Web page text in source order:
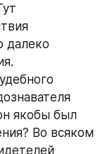
далеко
якобы был
Во всяком